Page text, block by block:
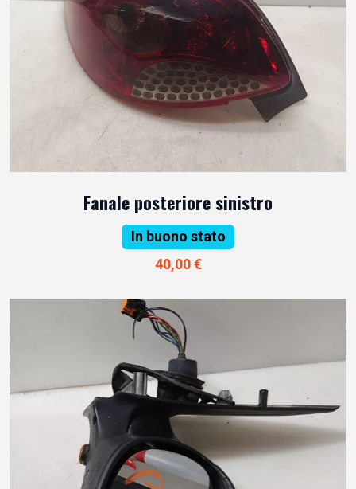
Fanale posteriore sinistro
In buono stato
40,00 €